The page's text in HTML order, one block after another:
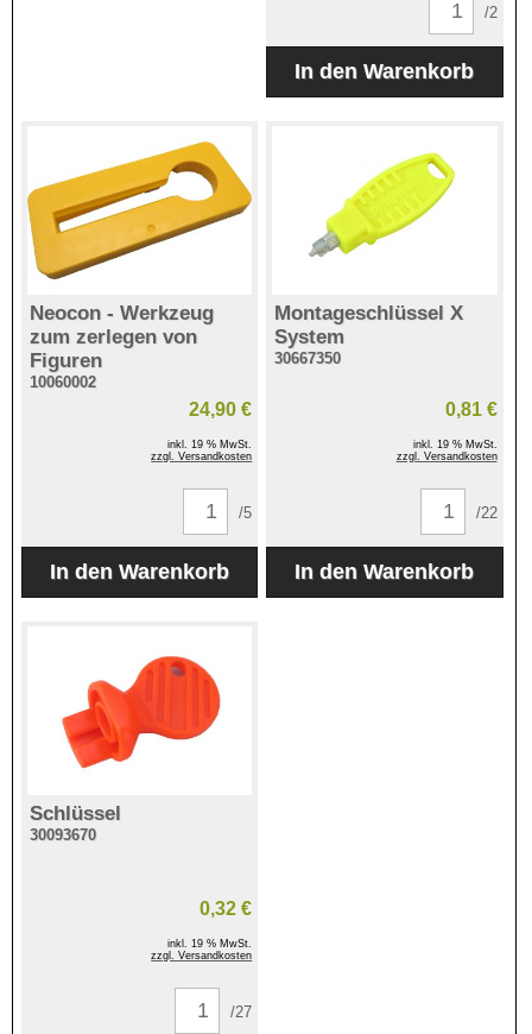
/2
Neocon - Werkzeug
zum zerlegen von
Figuren
10060002
24,90 €
inkl. 19 % MwSt.
zzgl. Versandkosten
/5
Montageschlüssel X
System
30667350
0,81 €
inkl. 19 % MwSt.
zzgl. Versandkosten
/22
Schlüssel
30093670
0,32 €
inkl. 19 % MwSt.
zzgl. Versandkosten
/27